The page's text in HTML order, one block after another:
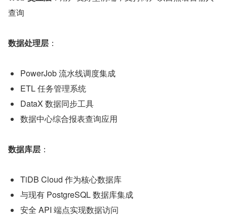
查询
数据处理层 ​：
PowerJob 流水线调度集成
ETL 任务管理系统
DataX 数据同步工具
数据中心综合报表查询应用
数据库层 ​：
TiDB Cloud 作为核心数据库
与现有 PostgreSQL 数据库集成
安全 API 端点实现数据访问